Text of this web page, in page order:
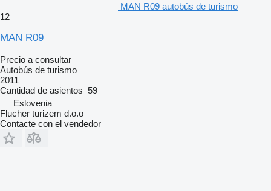
MAN R09 autobús de turismo
12
MAN R09
Precio a consultar
Autobús de turismo
2011
Cantidad de asientos 59
Eslovenia
Flucher turizem d.o.o
Contacte con el vendedor